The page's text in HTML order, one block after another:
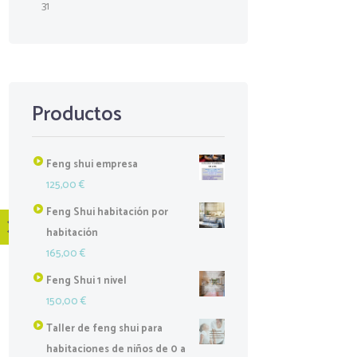
31
Productos
Feng shui empresa
125,00€
Feng Shui habitación por
habitación
165,00€
Feng Shui 1 nivel
150,00€
Taller de feng shui para
habitaciones de niños de 0 a